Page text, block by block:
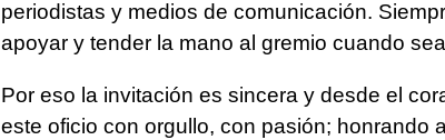
periodistas y medios de comunicación.
apoyar y tender la mano al gremio cuando
Por eso la invitación es sincera y desde el
este oficio con orgullo, con pasión; honrando